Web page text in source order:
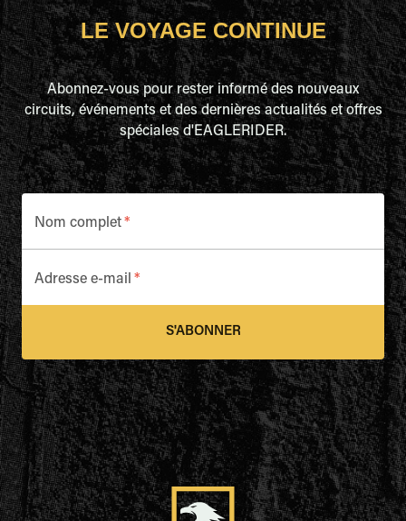
LE VOYAGE CONTINUE
Abonnez-vous pour rester informé des nouveaux
circuits, événements et des dernières actualités et offres
spéciales d'EAGLERIDER.
Nom complet*
Adresse e-mail *
S'ABONNER